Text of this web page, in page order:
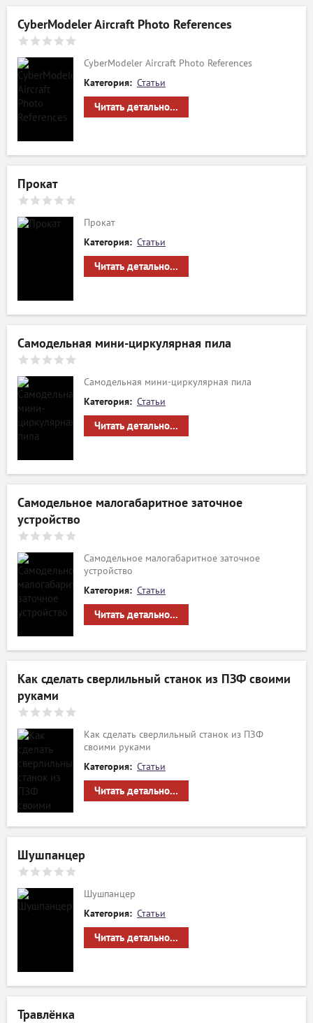
CyberModeler Aircraft Photo References
CyberModeler Aircraft Photo References
Категория: Статьи
Читать детально...
Прокат
Прокат
Категория: Статьи
Читать детально...
Самодельная мини-циркулярная пила
Самодельная мини-циркулярная пила
Категория: Статьи
Читать детально...
Самодельное малогабаритное заточное
устройство
Самодельное малогабаритное заточное
устройство
Категория: Статьи
Читать детально...
Как сделать сверлильный станок из ПЗФ своими
руками
Как сделать сверлильный станок из ПЗФ
своими руками
Категория: Статьи
Читать детально...
Шушпанцер
Шушпанцер
Категория: Статьи
Читать детально...
Травлёнка